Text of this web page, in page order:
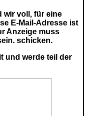
wir voll, für eine
E-Mail-Adresse ist
Anzeige muss
schicken.
und werde teil der